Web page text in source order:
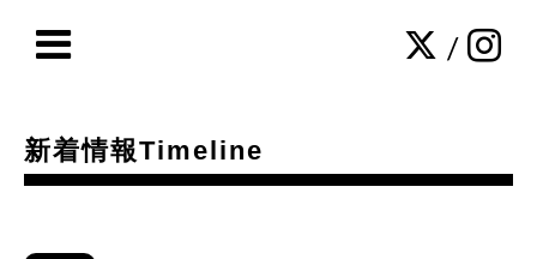
/
新着情報Timeline